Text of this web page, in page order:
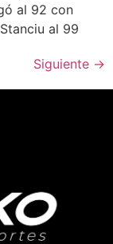
al 92 con
al 99
Siguiente →